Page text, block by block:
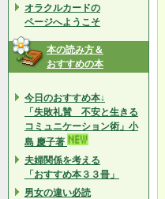
オラクルカードの
ページへようこそ
本の読み方＆
おすすめの本
今日のおすすめ本↓
「失敗礼賛 不安と生きる
コミュニケーション術」小
島 慶子著
夫婦関係を考える
「おすすめ本３３冊」
男女の違い必読